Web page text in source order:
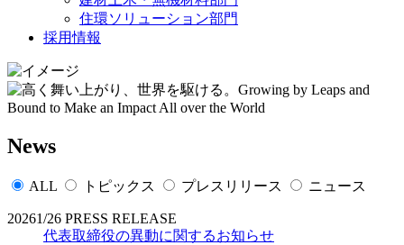
住環ソリューション部門
採用情報
News
ALL トピックス プレスリリース ニュース
20261/26 PRESS RELEASE
代表取締役の異動に関するお知らせ